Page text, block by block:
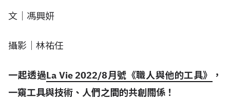
文｜馮興妍
攝影｜林祐任
一起透過La Vie 2022/8月號《職人與他的工具》
，
一窺工具與技術、人們之間的共創關係！